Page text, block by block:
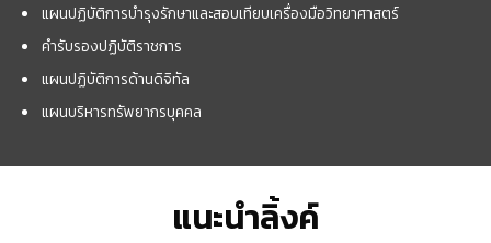
แผนปฏิบัติการบำรุงรักษาและสอบเทียบเครื่องมือวิทยาศาสตร์
คำรับรองปฏิบัติราชการ
แผนปฏิบัติการด้านดิจิทัล
แผนบริหารทรัพยากรบุคคล
แนะนำลิ้งค์